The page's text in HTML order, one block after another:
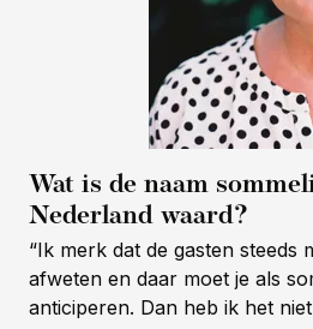
Wat is de naam
Nederland waard?
“Ik merk dat de gasten steeds
afweten en daar moet je als
anticiperen. Dan heb ik het